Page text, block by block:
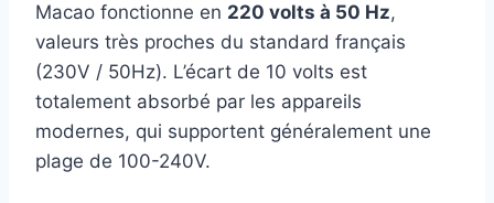
Macao fonctionne en 220 volts à 50 Hz,
valeurs très proches du standard français
(230V / 50Hz). L’écart de 10 volts est
totalement absorbé par les appareils
modernes, qui supportent généralement une
plage de 100-240V.